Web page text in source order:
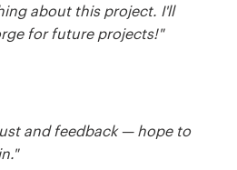
about this project. I'll
for future projects!"
and feedback — hope to